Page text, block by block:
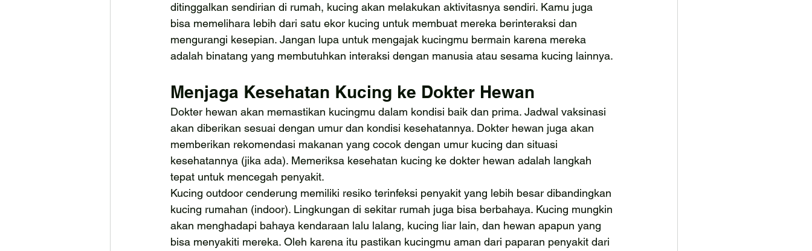
ditinggalkan sendirian di rumah, kucing akan melakukan aktivitasnya sendiri. Kamu juga
bisa memelihara lebih dari satu ekor kucing untuk membuat mereka berinteraksi dan
mengurangi kesepian. Jangan lupa untuk mengajak kucingmu bermain karena mereka
adalah binatang yang membutuhkan interaksi dengan manusia atau sesama kucing lainnya.
Menjaga Kesehatan Kucing ke Dokter Hewan
Dokter hewan akan memastikan kucingmu dalam kondisi baik dan prima. Jadwal vaksinasi
akan diberikan sesuai dengan umur dan kondisi kesehatannya. Dokter hewan juga akan
memberikan rekomendasi makanan yang cocok dengan umur kucing dan situasi
kesehatannya (jika ada). Memeriksa kesehatan kucing ke dokter hewan adalah langkah
tepat untuk mencegah penyakit.
Kucing outdoor cenderung memiliki resiko terinfeksi penyakit yang lebih besar dibandingkan
kucing rumahan (indoor). Lingkungan di sekitar rumah juga bisa berbahaya. Kucing mungkin
akan menghadapi bahaya kendaraan lalu lalang, kucing liar lain, dan hewan apapun yang
bisa menyakiti mereka. Oleh karena itu pastikan kucingmu aman dari paparan penyakit dari